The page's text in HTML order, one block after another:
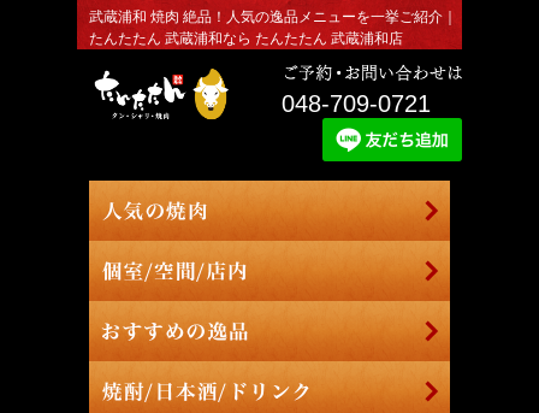
武蔵浦和 焼肉 絶品！人気の逸品メニューを一挙ご紹介｜
たんたたん 武蔵浦和なら たんたたん 武蔵浦和店
048-709-0721